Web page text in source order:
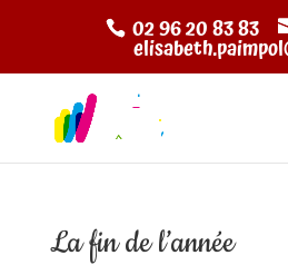
02 96 20 83 83
La fin de l’année